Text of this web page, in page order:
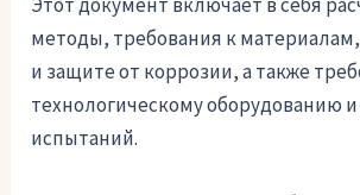
методы, требования к
и защите от коррозии, а также
технологическому оборудованию
испытаний.